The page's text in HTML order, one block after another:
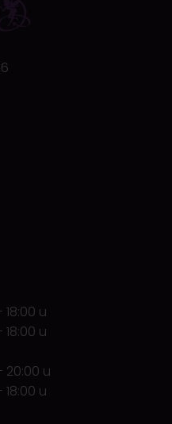
18:00 u
18:00 u
20:00 u
18:00 u